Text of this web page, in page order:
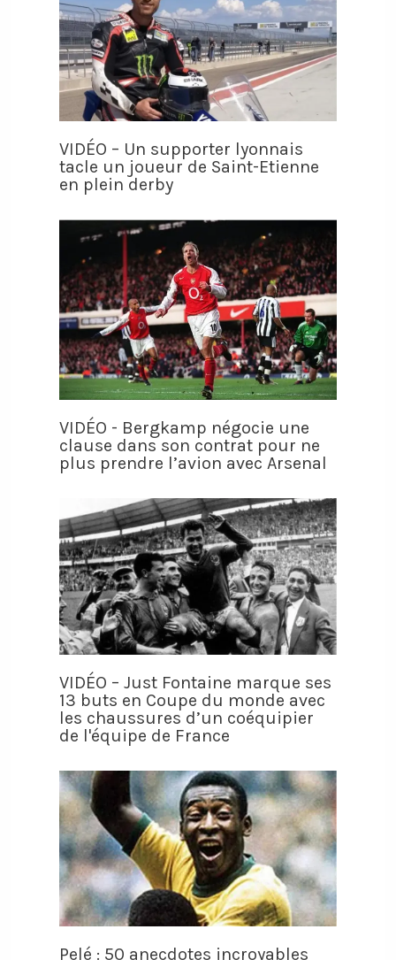
VIDÉO – Un supporter lyonnais
tacle un joueur de Saint-Etienne
en plein derby
VIDÉO - Bergkamp négocie une
clause dans son contrat pour ne
plus prendre l’avion avec Arsenal
VIDÉO – Just Fontaine marque ses
13 buts en Coupe du monde avec
les chaussures d’un coéquipier
de l'équipe de France
Pelé : 50 anecdotes incroyables